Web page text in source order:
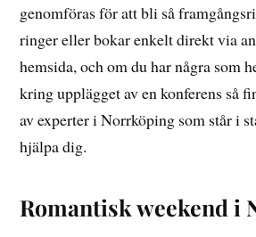
genomföras för att bli så
ringer eller bokar enkelt direkt via
hemsida, och om du har några som
kring upplägget av en konferens så
av experter i Norrköping som står i
hjälpa dig.
Romantisk weekend i